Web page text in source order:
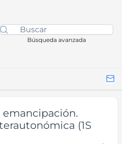
Búsqueda avanzada
(1S